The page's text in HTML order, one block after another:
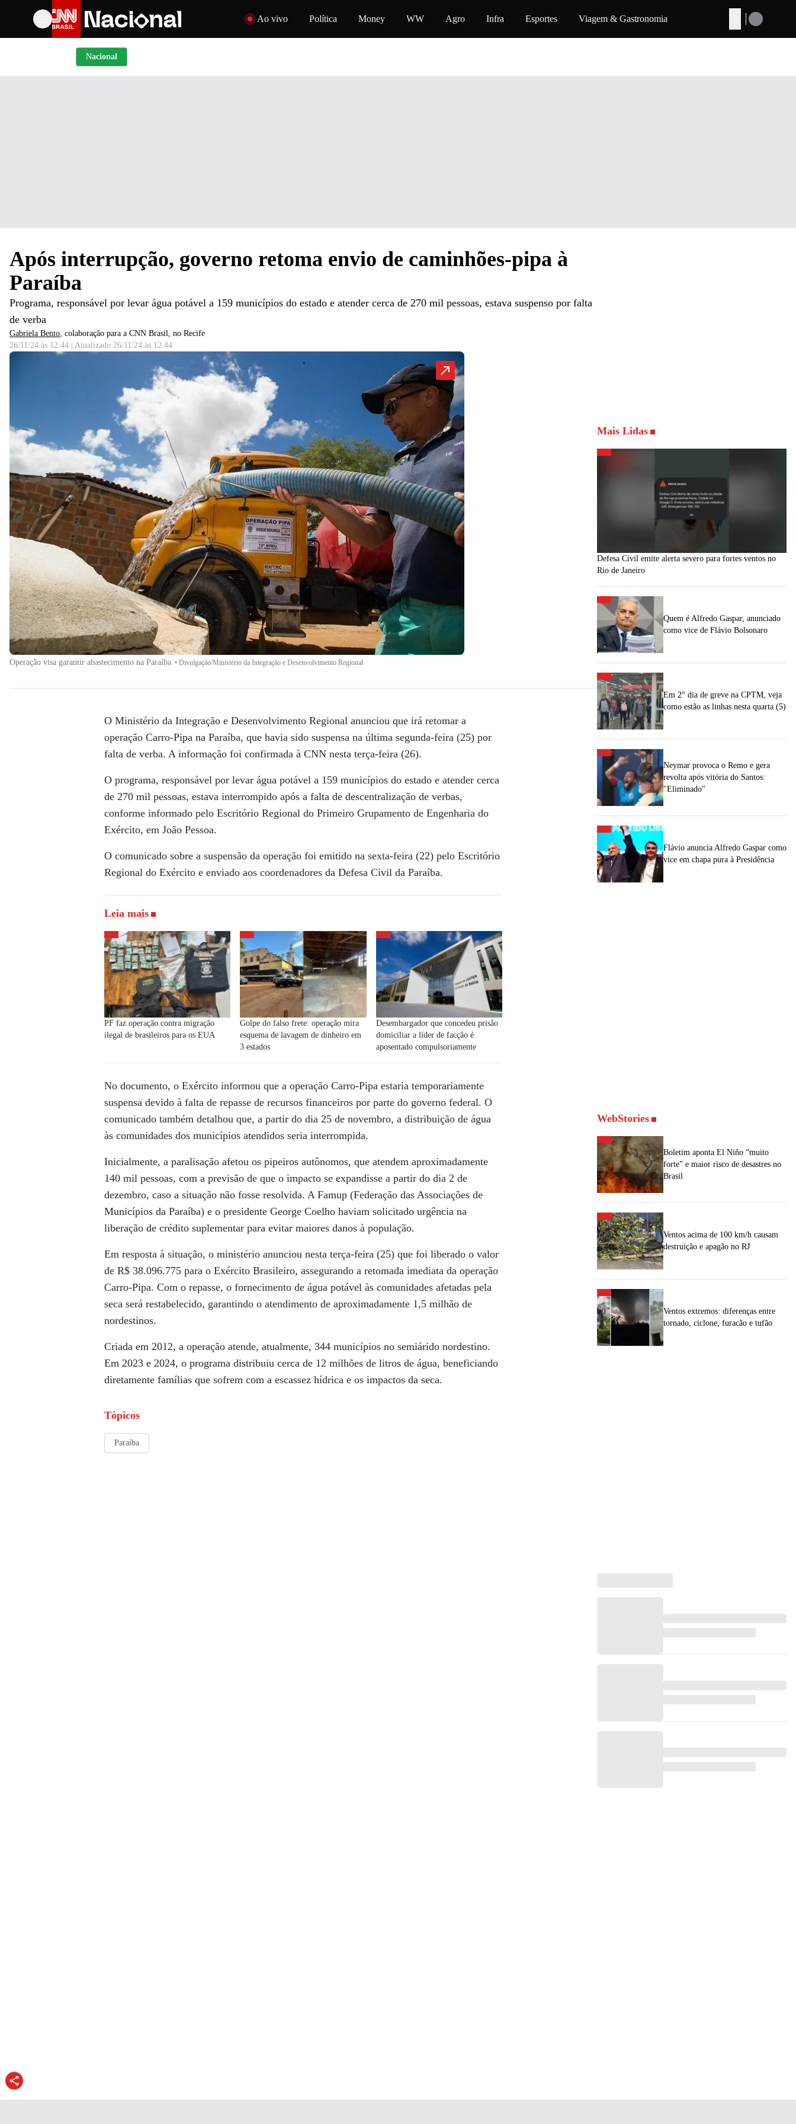
Buscar
Pular para o conteúdo
Ao vivo Política Money WW Agro Infra Esportes Viagem & Gastronomia
Nacional
Após interrupção, governo retoma envio de caminhões-pipa à
Paraíba
Programa, responsável por levar água potável a 159 municípios do estado e atender cerca de 270 mil pessoas, estava suspenso por falta
de verba
Gabriela Bento, colaboração para a CNN Brasil, no Recife
26/11/24 às 12:44
Atualizado 26/11/24 às 12:44
Operação visa garantir abastecimento na Paraíba • Divulgação/Ministério da Integração e Desenvolvimento Regional
O Ministério da Integração e Desenvolvimento Regional anunciou que irá retomar a
operação Carro-Pipa na Paraíba, que havia sido suspensa na última segunda-feira (25) por
falta de verba. A informação foi confirmada à CNN nesta terça-feira (26).
O programa, responsável por levar água potável a 159 municípios do estado e atender cerca
de 270 mil pessoas, estava interrompido após a falta de descentralização de verbas,
conforme informado pelo Escritório Regional do Primeiro Grupamento de Engenharia do
Exército, em João Pessoa.
O comunicado sobre a suspensão da operação foi emitido na sexta-feira (22) pelo Escritório
Regional do Exército e enviado aos coordenadores da Defesa Civil da Paraíba.
Leia mais
PF faz operação contra migração
ilegal de brasileiros para os EUA
Golpe do falso frete: operação mira
esquema de lavagem de dinheiro em
3 estados
Desembargador que concedeu prisão
domiciliar a líder de facção é
aposentado compulsoriamente
No documento, o Exército informou que a operação Carro-Pipa estaria temporariamente
suspensa devido à falta de repasse de recursos financeiros por parte do governo federal. O
comunicado também detalhou que, a partir do dia 25 de novembro, a distribuição de água
às comunidades dos municípios atendidos seria interrompida.
Inicialmente, a paralisação afetou os pipeiros autônomos, que atendem aproximadamente
140 mil pessoas, com a previsão de que o impacto se expandisse a partir do dia 2 de
dezembro, caso a situação não fosse resolvida. A Famup (Federação das Associações de
Municípios da Paraíba) e o presidente George Coelho haviam solicitado urgência na
liberação de crédito suplementar para evitar maiores danos à população.
Em resposta à situação, o ministério anunciou nesta terça-feira (25) que foi liberado o valor
de R$ 38.096.775 para o Exército Brasileiro, assegurando a retomada imediata da operação
Carro-Pipa. Com o repasse, o fornecimento de água potável às comunidades afetadas pela
seca será restabelecido, garantindo o atendimento de aproximadamente 1,5 milhão de
nordestinos.
Criada em 2012, a operação atende, atualmente, 344 municípios no semiárido nordestino.
Em 2023 e 2024, o programa distribuiu cerca de 12 milhões de litros de água, beneficiando
diretamente famílias que sofrem com a escassez hídrica e os impactos da seca.
Tópicos
Paraíba
Mais Lidas
Defesa Civil emite alerta severo para fortes ventos no
Rio de Janeiro
Quem é Alfredo Gaspar, anunciado
como vice de Flávio Bolsonaro
Em 2° dia de greve na CPTM, veja
como estão as linhas nesta quarta (5)
Neymar provoca o Remo e gera
revolta após vitória do Santos:
"Eliminado"
Flávio anuncia Alfredo Gaspar como
vice em chapa pura à Presidência
WebStories
Boletim aponta El Niño “muito
forte” e maior risco de desastres no
Brasil
Ventos acima de 100 km/h causam
destruição e apagão no RJ
Ventos extremos: diferenças entre
tornado, ciclone, furacão e tufão